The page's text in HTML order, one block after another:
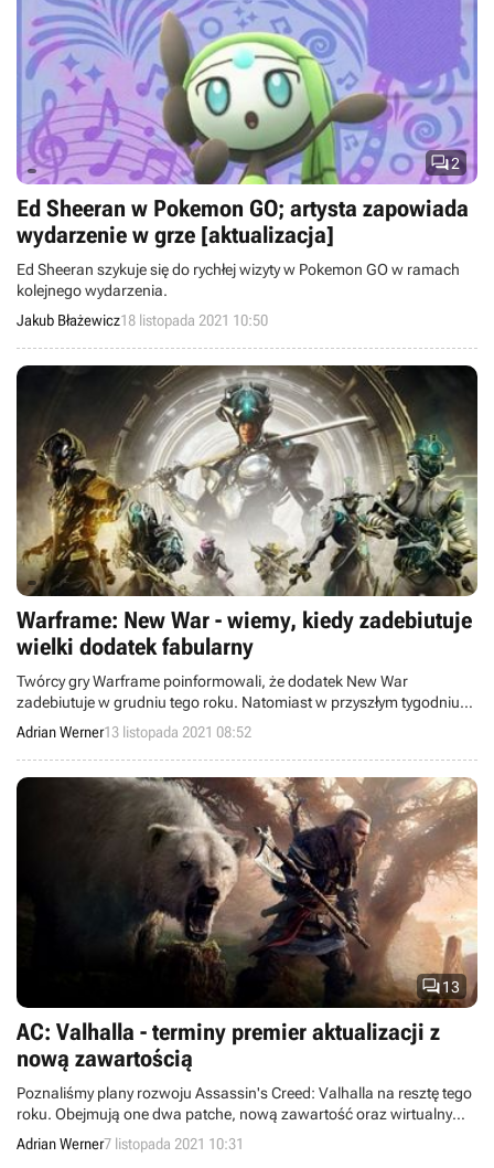
2
Ed Sheeran w Pokemon GO; artysta zapowiada
wydarzenie w grze [aktualizacja]
Ed Sheeran szykuje się do rychłej wizyty w Pokemon GO w ramach
kolejnego wydarzenia.
Jakub Błażewicz18 listopada 2021 10:50
Warframe: New War - wiemy, kiedy zadebiutuje
wielki dodatek fabularny
Twórcy gry Warframe poinformowali, że dodatek New War
zadebiutuje w grudniu tego roku. Natomiast w przyszłym tygodniu
wystartuje event Prime Resurgence z ciekawymi przedmiotami do
zdobycia.
Adrian Werner13 listopada 2021 08:52
13
AC: Valhalla - terminy premier aktualizacji z
nową zawartością
Poznaliśmy plany rozwoju Assassin's Creed: Valhalla na resztę tego
roku. Obejmują one dwa patche, nową zawartość oraz wirtualny
Festiwal Oskoreia.
Adrian Werner7 listopada 2021 10:31